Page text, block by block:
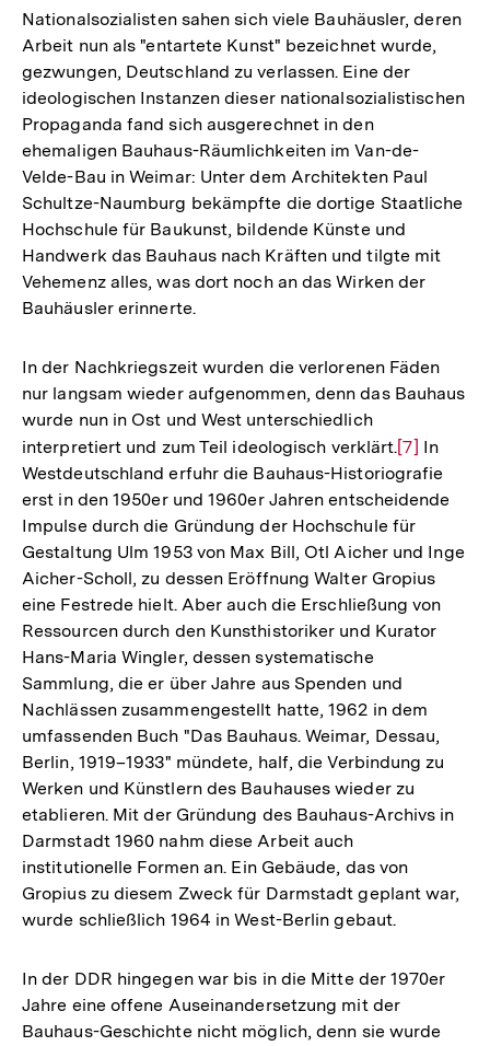
Nationalsozialisten sahen sich viele Bauhäusler, deren
Arbeit nun als "entartete Kunst" bezeichnet wurde,
gezwungen, Deutschland zu verlassen. Eine der
ideologischen Instanzen dieser nationalsozialistischen
Propaganda fand sich ausgerechnet in den
ehemaligen Bauhaus-Räumlichkeiten im Van-de-
Velde-Bau in Weimar: Unter dem Architekten Paul
Schultze-Naumburg bekämpfte die dortige Staatliche
Hochschule für Baukunst, bildende Künste und
Handwerk das Bauhaus nach Kräften und tilgte mit
Vehemenz alles, was dort noch an das Wirken der
Bauhäusler erinnerte.
In der Nachkriegszeit wurden die verlorenen Fäden
nur langsam wieder aufgenommen, denn das Bauhaus
wurde nun in Ost und West unterschiedlich
interpretiert und zum Teil ideologisch verklärt.Zur
Auflösung
der
Fußnote
[7] In
Westdeutschland erfuhr die Bauhaus-Historiografie
erst in den 1950er und 1960er Jahren entscheidende
Impulse durch die Gründung der Hochschule für
Gestaltung Ulm 1953 von Max Bill, Otl Aicher und Inge
Aicher-Scholl, zu dessen Eröffnung Walter Gropius
eine Festrede hielt. Aber auch die Erschließung von
Ressourcen durch den Kunsthistoriker und Kurator
Hans-Maria Wingler, dessen systematische
Sammlung, die er über Jahre aus Spenden und
Nachlässen zusammengestellt hatte, 1962 in dem
umfassenden Buch "Das Bauhaus. Weimar, Dessau,
Berlin, 1919–1933" mündete, half, die Verbindung zu
Werken und Künstlern des Bauhauses wieder zu
etablieren. Mit der Gründung des Bauhaus-Archivs in
Darmstadt 1960 nahm diese Arbeit auch
institutionelle Formen an. Ein Gebäude, das von
Gropius zu diesem Zweck für Darmstadt geplant war,
wurde schließlich 1964 in West-Berlin gebaut.
In der DDR hingegen war bis in die Mitte der 1970er
Jahre eine offene Auseinandersetzung mit der
Bauhaus-Geschichte nicht möglich, denn sie wurde